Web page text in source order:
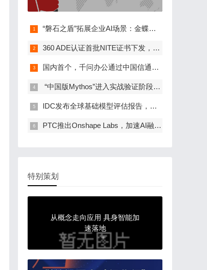
“磐石之盾”拓展企业AI场景：金蝶灵基接入360…
360 ADE认证首批NITE证书下发，政、企、校等…
国内首个，千问办公通过中国信通院办公智能体…
​ “中国版Mythos”进入实战验证阶段，麒麟…
IDC发布全球基础模型评估报告，阿里云是唯一入…
PTC推出Onshape Labs，加速AI融入产品开发流程
特别策划
从概念走向应用 具身智能加
速落地